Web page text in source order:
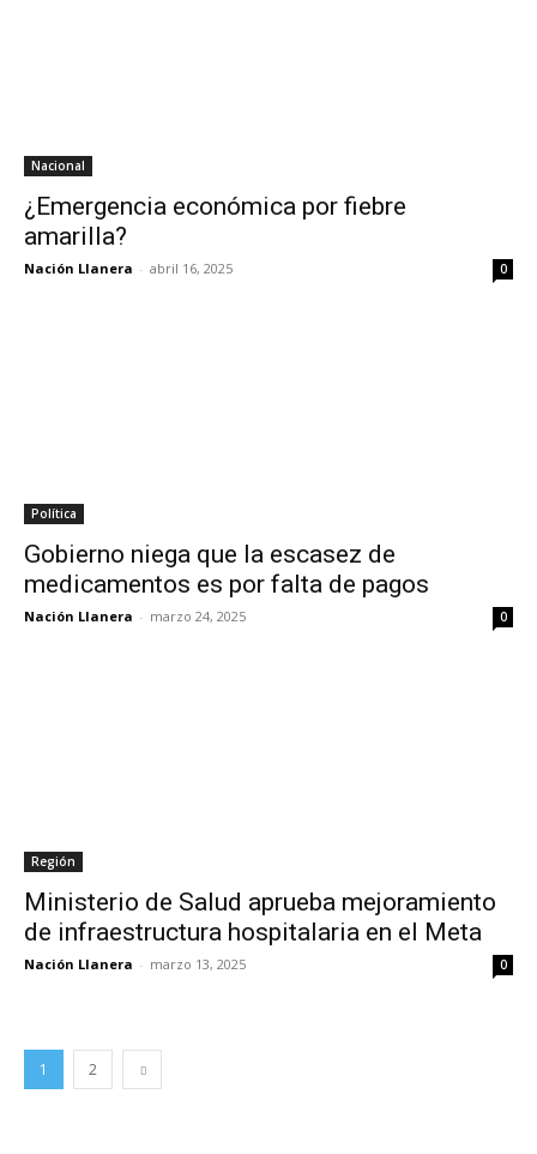
Nacional
¿Emergencia económica por fiebre
amarilla?
Nación Llanera - abril 16, 2025 0
Política
Gobierno niega que la escasez de
medicamentos es por falta de pagos
Nación Llanera - marzo 24, 2025 0
Región
Ministerio de Salud aprueba mejoramiento
de infraestructura hospitalaria en el Meta
Nación Llanera - marzo 13, 2025 0
1 2